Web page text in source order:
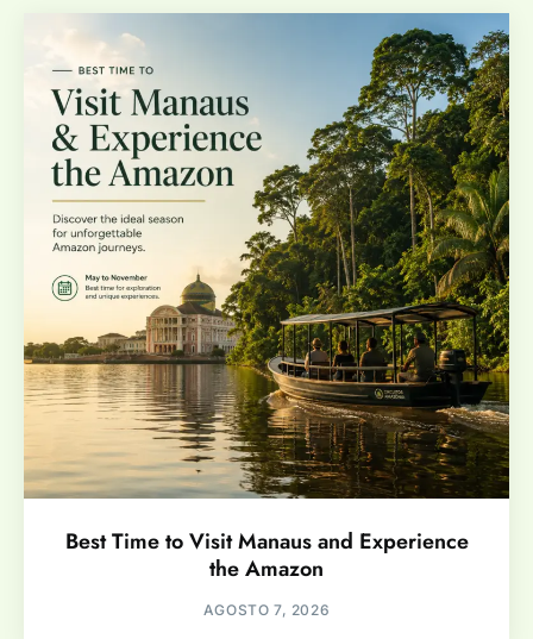
Best Time to Visit Manaus and Experience
the Amazon
AGOSTO 7, 2026